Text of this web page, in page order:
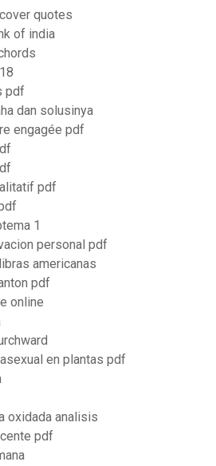
quotes
of india
pdf
dan solusinya
engagée pdf
pdf
1
personal pdf
americanas
pdf
online
en plantas pdf
oxidada analisis
pdf